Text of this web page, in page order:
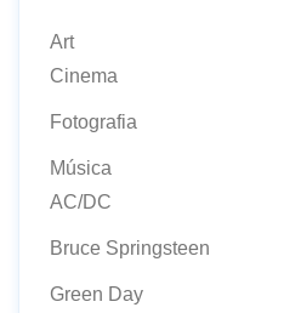
Art
Cinema
Fotografia
Música
AC/DC
Bruce Springsteen
Green Day